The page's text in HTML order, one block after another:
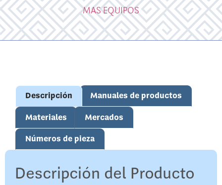
MAS EQUIPOS
Descripción
Manuales de productos
Materiales
Mercados
Números de pieza
Descripción del Producto